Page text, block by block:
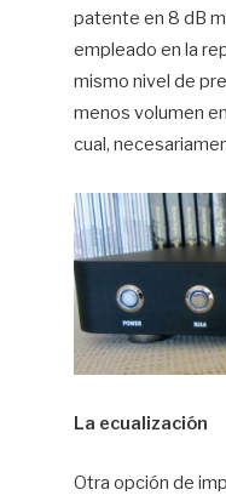
patente en 8 dB
empleado en la
mismo nivel de
menos volumen
cual,
La ecualización
Otra opción de